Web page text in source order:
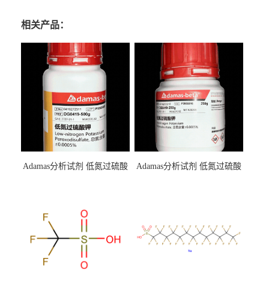
相关产品：
Adamas分析试剂 低氮过硫酸
（泰坦现货供应）
Adamas分析试剂 低氮过硫酸